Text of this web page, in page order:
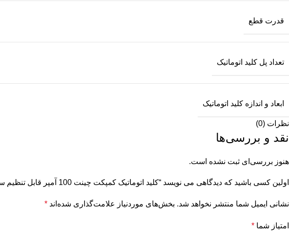
قدرت قطع
تعداد پل کلید اتوماتیک
ابعاد و اندازه کلید اتوماتیک
نظرات (0)
نقد و بررسی‌ها
هنوز بررسی‌ای ثبت نشده است.
اولین کسی باشید که دیدگاهی می نویسد “کلید اتوماتیک کمپکت چینت 100 آمپر قابل تنظیم سری NM8N”
نشانی ایمیل شما منتشر نخواهد شد. بخش‌های موردنیاز علامت‌گذاری شده‌اند *
امتیاز شما *